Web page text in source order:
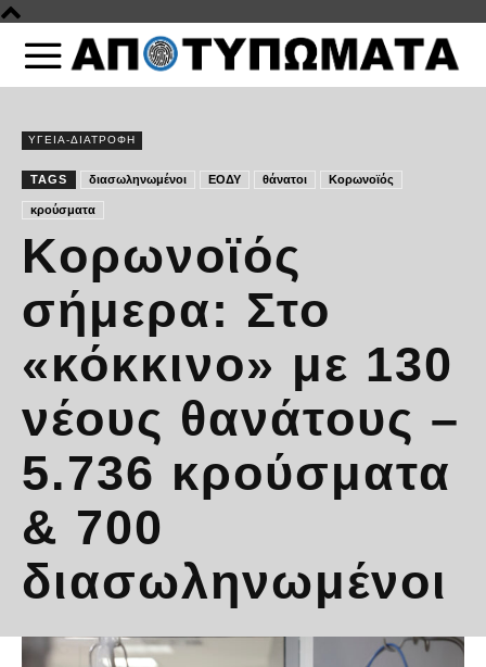
ΥΓΕΙΑ-ΔΙΑΤΡΟΦΗ
TAGS διασωληνωμένοι ΕΟΔΥ θάνατοι Κορωνοϊός
κρούσματα
Κορωνοϊός
σήμερα: Στο
«κόκκινο» με 130
νέους θανάτους –
5.736 κρούσματα
& 700
διασωληνωμένοι